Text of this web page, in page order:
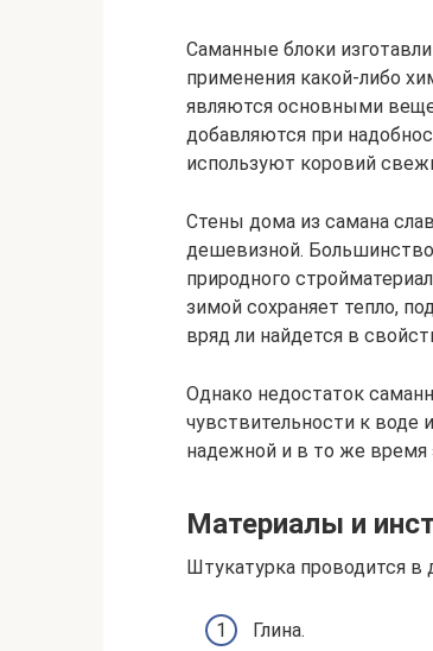
Саманные блоки
применения какой-либо
являются основными
добавляются при
используют коровий
Стены дома из самана
дешевизной.
природного
зимой сохраняет тепло,
вряд ли найдется в
Однако недостаток
чувствительности к воде
надежной и в то же время
Материалы и
Штукатурка проводится в
Глина.